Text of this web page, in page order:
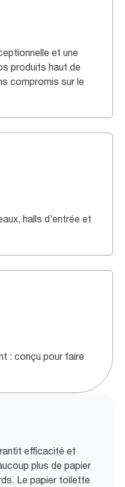
et une
produits haut de
compromis sur le
halls d’entrée et
: conçu pour faire
efficacité et
plus de papier
Le papier toilette